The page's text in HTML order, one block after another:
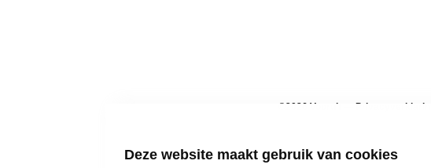
Deze website maakt gebruik van cookies
© 2026 Vooruit — Privacyverklaring